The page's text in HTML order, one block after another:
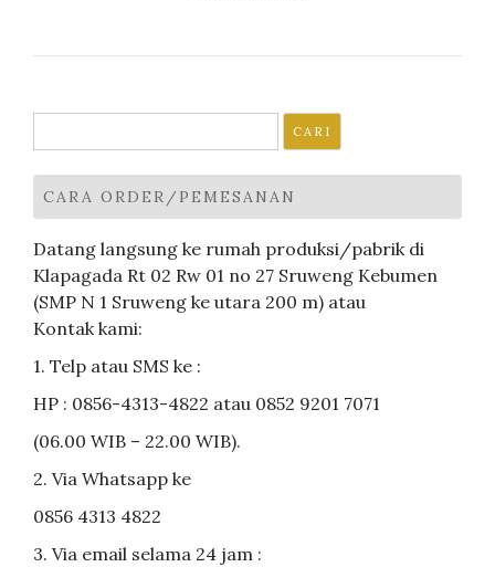
untuk:
CARA ORDER/PEMESANAN
Datang langsung ke rumah produksi/pabrik di
Klapagada Rt 02 Rw 01 no 27 Sruweng Kebumen
(SMP N 1 Sruweng ke utara 200 m) atau
Kontak kami:
1. Telp atau SMS ke :
HP : 0856-4313-4822 atau 0852 9201 7071
(06.00 WIB – 22.00 WIB).
2. Via Whatsapp ke
0856 4313 4822
3. Via email selama 24 jam :